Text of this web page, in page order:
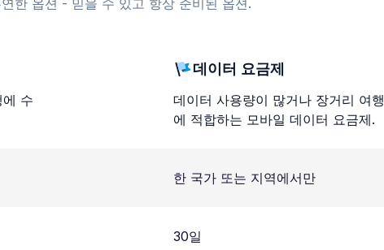
한 옵션 - 믿을 수 있고 항상 준비된 옵션.
수
데이터 요금제
데이터 사용량이 많거나 장거리 여행
에 적합하는 모바일 데이터 요금제.
한 국가 또는 지역에서만
30일